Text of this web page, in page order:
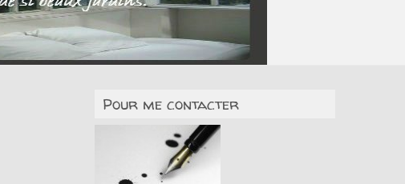
Pour me contacter